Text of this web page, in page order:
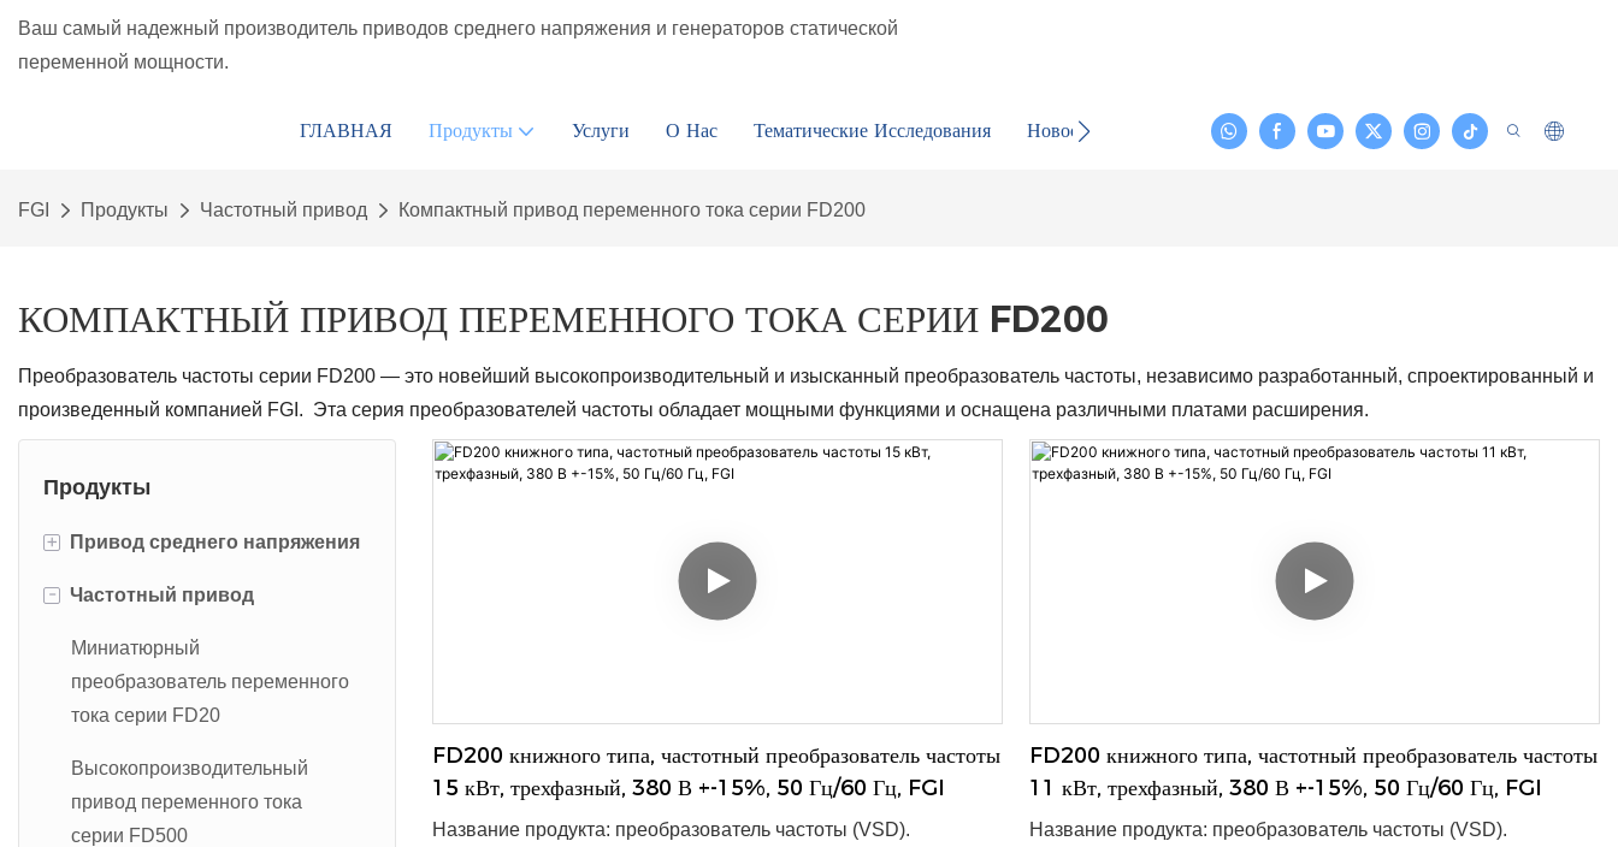
Ваш самый надежный производитель приводов среднего напряжения и генераторов статической
переменной мощности.
ГЛАВНАЯ Продукты Услуги О Нас Тематические Исследования Новости
FGI Продукты Частотный привод Компактный привод переменного тока серии FD200
КОМПАКТНЫЙ ПРИВОД ПЕРЕМЕННОГО ТОКА СЕРИИ FD200
Преобразователь частоты серии FD200 — это новейший высокопроизводительный и изысканный преобразователь частоты, независимо разработанный, спроектированный и
произведенный компанией FGI. Эта серия преобразователей частоты обладает мощными функциями и оснащена различными платами расширения.
Продукты
+ Привод среднего напряжения
Серия FD5000 MV Drive
Серия FD5000s MV Drive
- Частотный привод
Миниатюрный
преобразователь переменного
тока серии FD20
Высокопроизводительный
привод переменного тока
серии FD500
FD200 книжного типа, частотный преобразователь частоты
15 кВт, трехфазный, 380 В +-15%, 50 Гц/60 Гц, FGI
Название продукта: преобразователь частоты (VSD).
FD200 книжного типа, частотный преобразователь частоты
11 кВт, трехфазный, 380 В +-15%, 50 Гц/60 Гц, FGI
Название продукта: преобразователь частоты (VSD).